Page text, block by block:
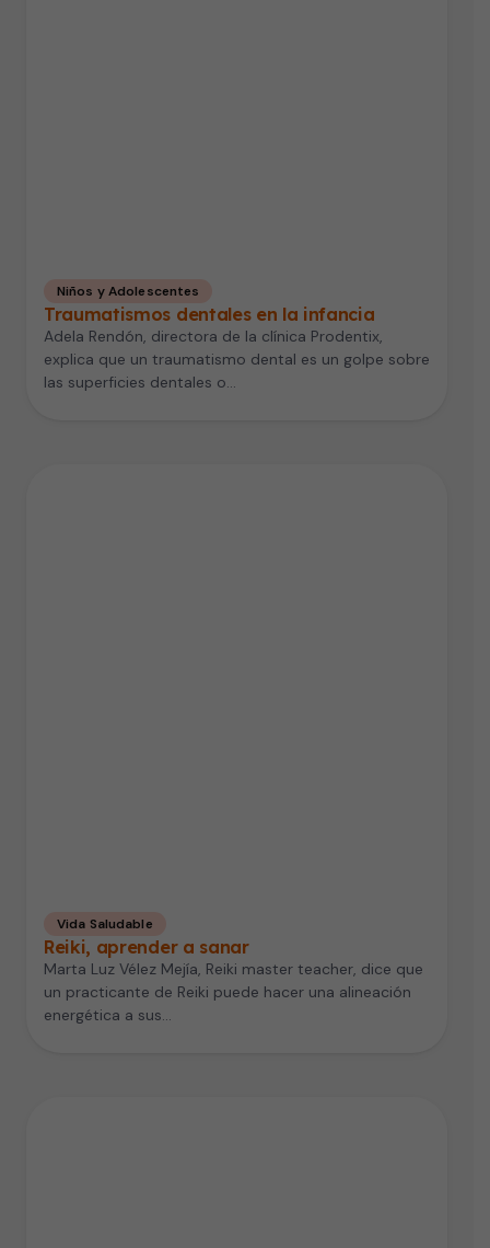
Niños y Adolescentes
Traumatismos dentales en la infancia
Adela Rendón, directora de la clínica Prodentix,
explica que un traumatismo dental es un golpe sobre
las superficies dentales o…
Vida Saludable
Reiki, aprender a sanar
Marta Luz Vélez Mejía, Reiki master teacher, dice que
un practicante de Reiki puede hacer una alineación
energética a sus…